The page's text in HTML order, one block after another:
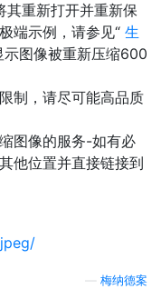
其重新打开并重新保
端示例，请参见“ 生
示图像被重新压缩600
制，请尽可能高品质
图像的服务-如有必
他位置并直接链接到
梅纳德案